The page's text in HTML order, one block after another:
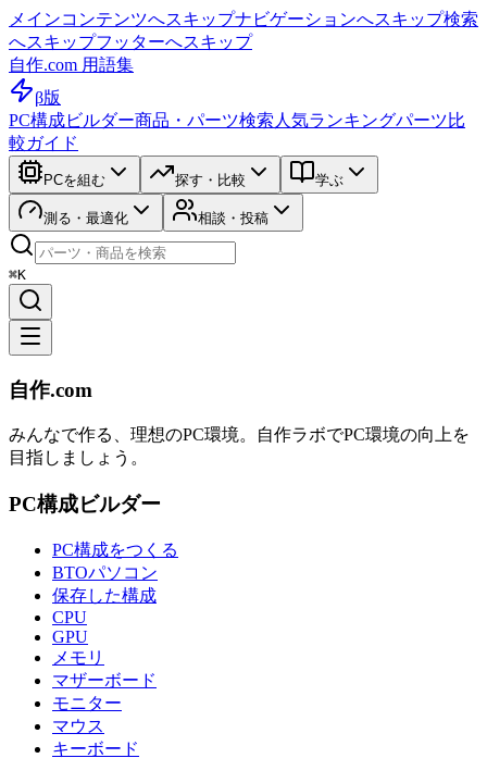
メインコンテンツへスキップナビゲーションへスキップ検索
へスキップフッターへスキップ
自作.com 用語集
β版
PC構成ビルダー商品・パーツ検索 人気ランキングパーツ比
較ガイド
PCを組む 探す・比較 学ぶ
測る・最適化 相談・投稿
⌘K
自作.com
みんなで作る、理想のPC環境。 自作ラボでPC環境の向上を
目指しましょう。
PC構成ビルダー
PC構成をつくる
BTOパソコン
保存した構成
CPU
GPU
メモリ
マザーボード
モニター
マウス
キーボード